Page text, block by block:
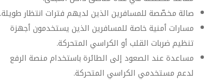
صالة مخصّصة للمسافرين الذين لديهم فترات انتظار طويلة.
مسارات أمنية خاصة للمسافرين الذين يستخدمون أجهزة
تنظيم ضربات القلب أو الكراسي المتحركة.
مساعدة عند الصعود إلى الطائرة باستخدام منصة الرفع
لدعم مستخدمي الكراسي المتحركة.